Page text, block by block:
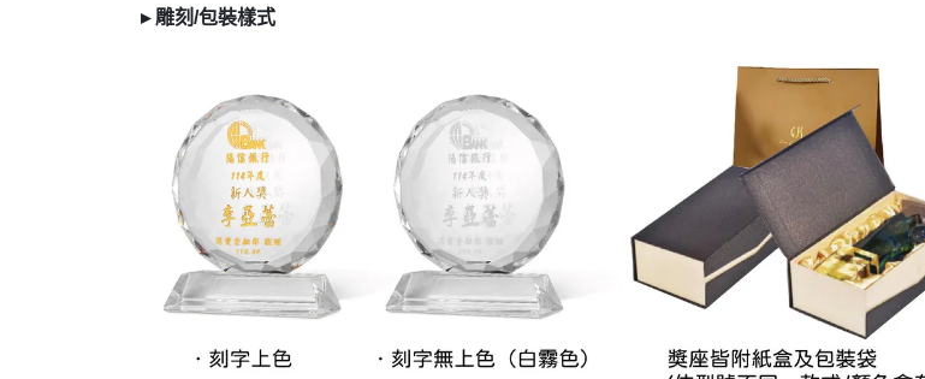
▸ 雕刻/包裝樣式